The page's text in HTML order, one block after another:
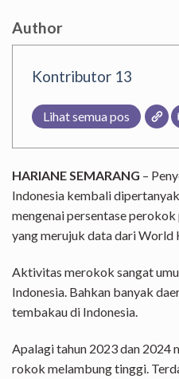
Author
Kontributor 13
Lihat semua pos
HARIANE SEMARANG –
Indonesia kembali
mengenai persentase
yang merujuk data dari
Aktivitas merokok sangat
Indonesia. Bahkan banyak
tembakau di Indonesia.
Apalagi tahun 2023 dan 2024
rokok melambung tinggi.